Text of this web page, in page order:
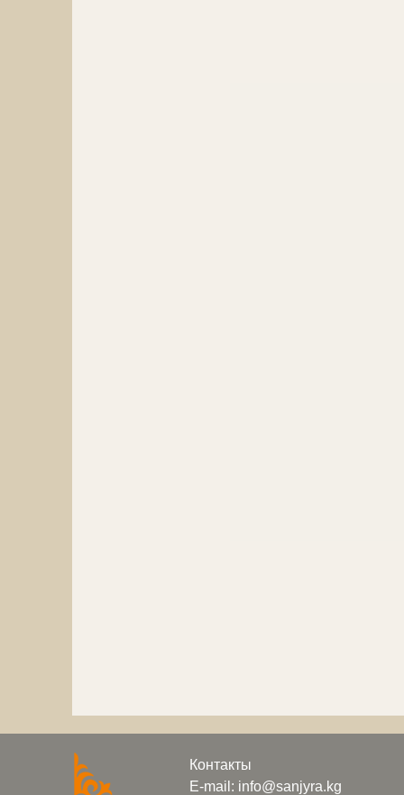
Контакты
E-mail: info@sanjyra.kg